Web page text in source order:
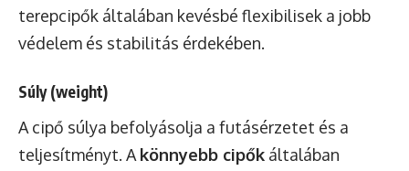
terepcipők általában kevésbé flexibilisek a jobb
védelem és stabilitás érdekében.
Súly (weight)
A cipő súlya befolyásolja a futásérzetet és a
teljesítményt. A könnyebb cipők általában